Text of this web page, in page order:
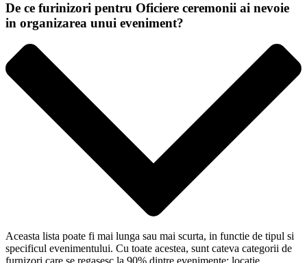
De ce furinizori pentru Oficiere ceremonii ai nevoie
in organizarea unui eveniment?
Aceasta lista poate fi mai lunga sau mai scurta, in functie de tipul si
specificul evenimentului. Cu toate acestea, sunt cateva categorii de
furnizori care se regasesc la 90% dintre evenimente: locatie